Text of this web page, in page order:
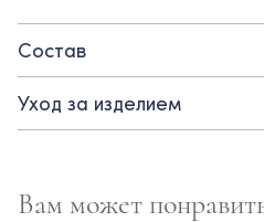
Детали:
- застежка - декоративные
- поливискозная подкладка
Состав
Уход за изделием
Вам может